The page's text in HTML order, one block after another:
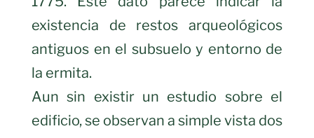
existencia de restos arqueológicos
antiguos en el subsuelo y entorno de
la ermita.
Aun sin existir un estudio sobre el
edificio, se observan a simple vista dos